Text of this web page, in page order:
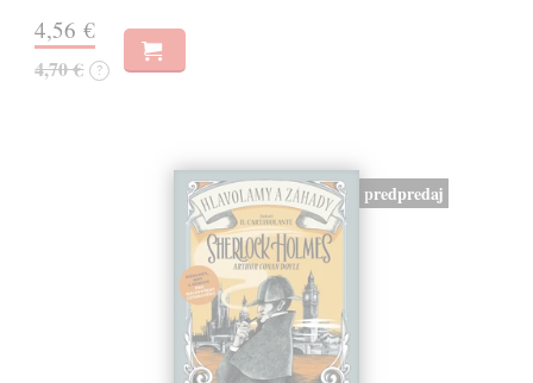
4,56 €
4,70 € ?
predpredaj